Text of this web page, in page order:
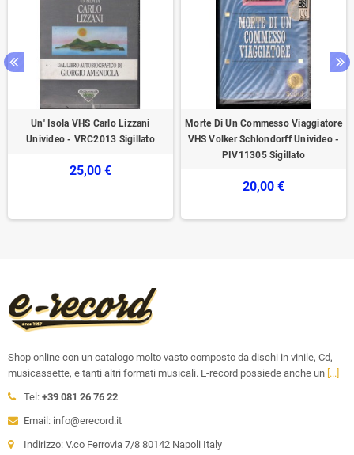
Un' Isola VHS Carlo Lizzani
Univideo - VRC2013 Sigillato
25,00 €
Morte Di Un Commesso Viaggiatore
VHS Volker Schlondorff Univideo -
PIV11305 Sigillato
20,00 €
Shop online con un catalogo molto vasto composto da dischi in vinile, Cd,
musicassette, e tanti altri formati musicali. E-record possiede anche un [...]
Tel: +39 081 26 76 22
Email: info@erecord.it
Indirizzo: V.co Ferrovia 7/8 80142 Napoli Italy